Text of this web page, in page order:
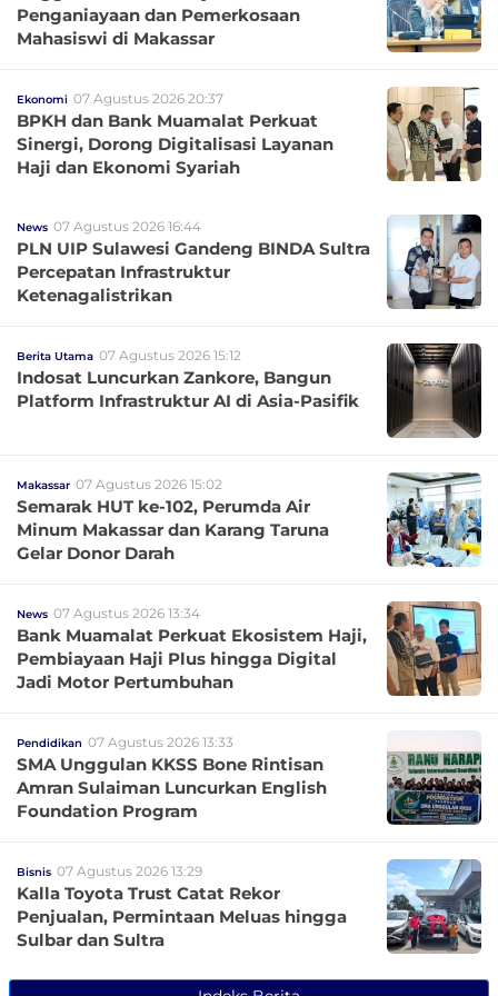
Penganiayaan dan Pemerkosaan
Mahasiswi di Makassar
Ekonomi 07 Agustus 2026 20:37
BPKH dan Bank Muamalat Perkuat
Sinergi, Dorong Digitalisasi Layanan
Haji dan Ekonomi Syariah
News 07 Agustus 2026 16:44
PLN UIP Sulawesi Gandeng BINDA Sultra
Percepatan Infrastruktur
Ketenagalistrikan
Berita Utama 07 Agustus 2026 15:12
Indosat Luncurkan Zankore, Bangun
Platform Infrastruktur AI di Asia-Pasifik
Makassar 07 Agustus 2026 15:02
Semarak HUT ke-102, Perumda Air
Minum Makassar dan Karang Taruna
Gelar Donor Darah
News 07 Agustus 2026 13:34
Bank Muamalat Perkuat Ekosistem Haji,
Pembiayaan Haji Plus hingga Digital
Jadi Motor Pertumbuhan
Pendidikan 07 Agustus 2026 13:33
SMA Unggulan KKSS Bone Rintisan
Amran Sulaiman Luncurkan English
Foundation Program
Bisnis 07 Agustus 2026 13:29
Kalla Toyota Trust Catat Rekor
Penjualan, Permintaan Meluas hingga
Sulbar dan Sultra